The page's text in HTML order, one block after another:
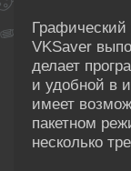
VKSaver
делает
и удобной в
имеет
пакетном
несколько